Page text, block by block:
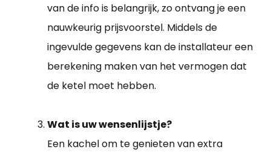
van de info is belangrijk, zo ontvang je een
nauwkeurig prijsvoorstel. Middels de
ingevulde gegevens kan de installateur een
berekening maken van het vermogen dat
de ketel moet hebben.
Wat is uw wensenlijstje?
Een kachel om te genieten van extra